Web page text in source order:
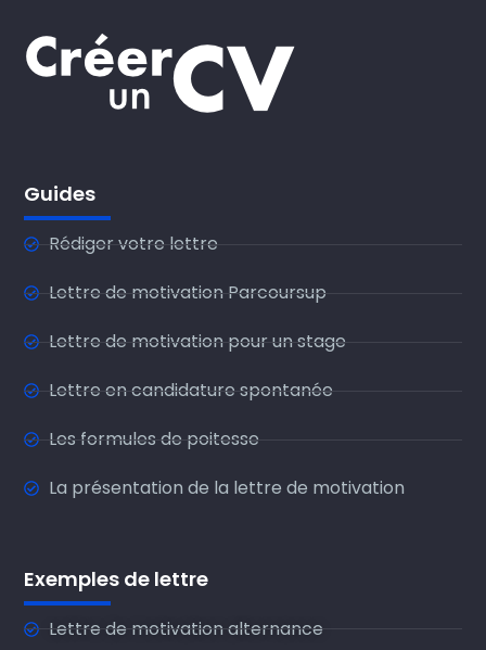
Guides
Rédiger votre lettre
Lettre de motivation Parcoursup
Lettre de motivation pour un stage
Lettre en candidature spontanée
Les formules de poitesse
La présentation de la lettre de motivation
Exemples de lettre
Lettre de motivation alternance